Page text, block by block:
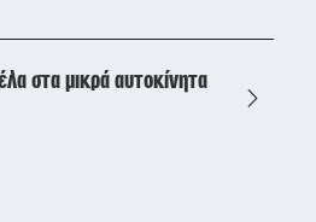
στα μικρά αυτοκίνητα